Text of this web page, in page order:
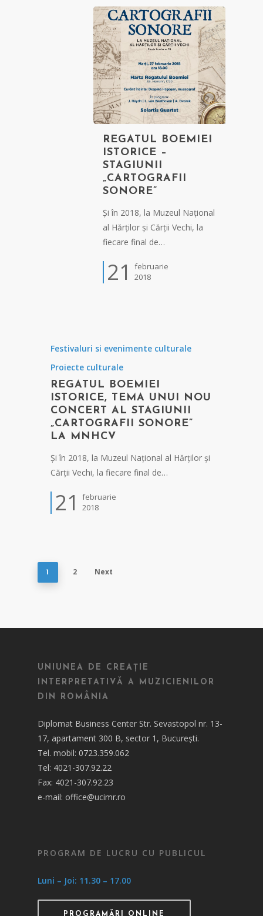
REGATUL BOEMIEI
ISTORICE –
STAGIUNII
„CARTOGRAFII
SONORE”
Și în 2018, la Muzeul Național
al Hărților și Cărții Vechi, la
fiecare final de…
21
februarie
2018
Festivaluri si evenimente culturale
Proiecte culturale
REGATUL BOEMIEI
ISTORICE, TEMA UNUI NOU
CONCERT AL STAGIUNII
„CARTOGRAFII SONORE”
LA MNHCV
Și în 2018, la Muzeul Național al Hărților și
Cărții Vechi, la fiecare final de…
21
februarie
2018
1 2 Next
UNIUNEA DE CREAȚIE
INTERPRETATIVĂ A MUZICIENILOR
DIN ROMÂNIA
Diplomat Business Center Str. Sevastopol nr. 13-
17, apartament 300 B, sector 1, București.
Tel. mobil: 0723.359.062
Tel: 4021-307.92.22
Fax: 4021-307.92.23
e-mail: office@ucimr.ro
PROGRAM DE LUCRU CU PUBLICUL
Luni – Joi: 11.30 – 17.00
PROGRAMĂRI ONLINE